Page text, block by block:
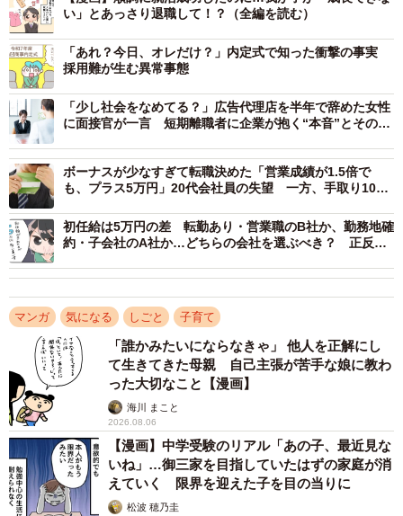
希望通り自宅から通える本社配属となり、これで順風満帆
とすっかり安心していたAさん夫妻が突然驚かされたのは、
入社して3年経った春のことでした。
「転職しようと思って、転職エージェントにも登録してみ
たけど正直就活より大変。時間作るために先に会社辞めて
もいいかなと思ってるんだけど」
い」とあっさり退職して！？（全編を読む）
「あれ？今日、オレだけ？」内定式で知った衝撃の事実
採用難が生む異常事態
「少し社会をなめてる？」広告代理店を半年で辞めた女性
に面接官が一言 短期離職者に企業が抱く“本音”とその乗
ボーナスが少なすぎて転職決めた「営業成績が1.5倍で
も、プラス5万円」20代会社員の失望 一方、手取り100
初任給は5万円の差 転勤あり・営業職のB社か、勤務地確
約・子会社のA社か…どちらの会社を選ぶべき？ 正反対
マンガ 気になる しごと 子育て
「誰かみたいにならなきゃ」 他人を正解にし
て生きてきた母親 自己主張が苦手な娘に教わ
った大切なこと【漫画】
海川 まこと
2026.08.06
【漫画】中学受験のリアル「あの子、最近見な
いね」…御三家を目指していたはずの家庭が消
えていく 限界を迎えた子を目の当りに
松波 穂乃圭